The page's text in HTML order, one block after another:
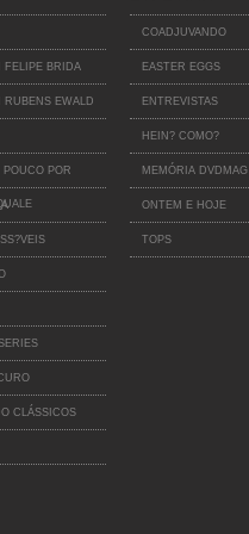
FELIPE BRIDA
RUBENS EWALD
POR
CLÁSSICOS
COADJUVANDO
EASTER EGGS
ENTREVISTAS
HEIN? COMO?
MEMÓRIA DVDMAG
ONTEM E HOJE
TOPS